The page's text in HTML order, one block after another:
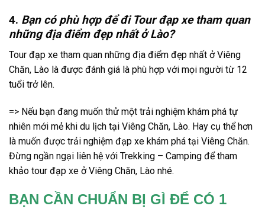
4. Bạn có phù hợp để điTourđạp xe tham quan
những địa điểm đẹp nhất ở Lào?
Tour đạp xe tham quan những địa điểm đẹp nhất ở Viêng
Chăn, Lào là được đánh giá là phù hợp với mọi người từ 12
tuổi trở lên.
=> Nếu bạn đang muốn thử một trải nghiệm khám phá tự
nhiên mới mẻ khi du lịch tại Viêng Chăn, Lào. Hay cụ thể hơn
là muốn được trải nghiệm đạp xe khám phá tại Viêng Chăn.
Đừng ngần ngại liên hệ với Trekking – Camping để tham
khảo tour đạp xe ở Viêng Chăn, Lào nhé.
BẠN CẦN CHUẨN BỊ GÌ ĐỂ CÓ 1